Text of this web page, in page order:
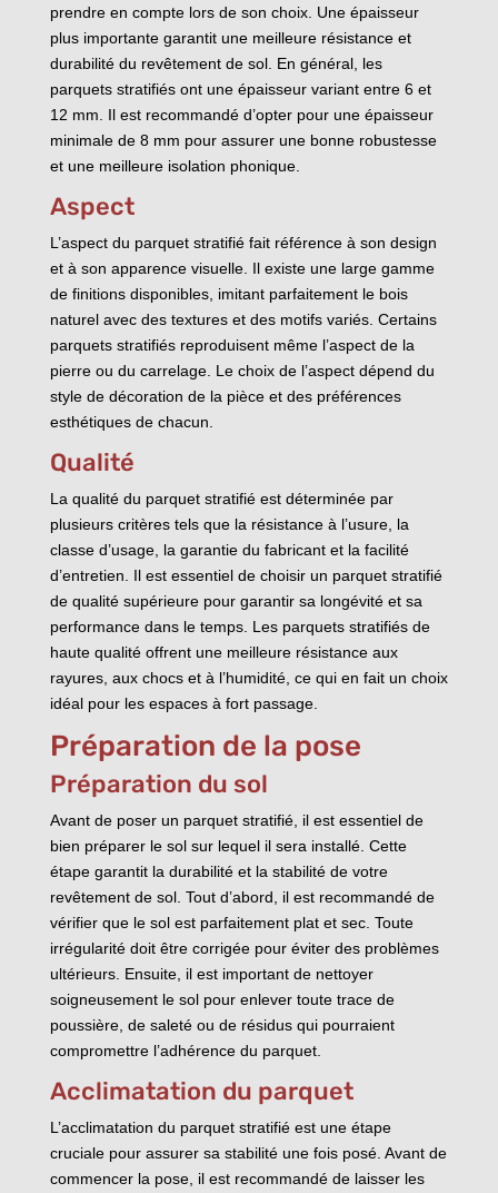
prendre en compte lors de son choix. Une épaisseur
plus importante garantit une meilleure résistance et
durabilité du revêtement de sol. En général, les
parquets stratifiés ont une épaisseur variant entre 6 et
12 mm. Il est recommandé d’opter pour une épaisseur
minimale de 8 mm pour assurer une bonne robustesse
et une meilleure isolation phonique.
Aspect
L’aspect du parquet stratifié fait référence à son design
et à son apparence visuelle. Il existe une large gamme
de finitions disponibles, imitant parfaitement le bois
naturel avec des textures et des motifs variés. Certains
parquets stratifiés reproduisent même l’aspect de la
pierre ou du carrelage. Le choix de l’aspect dépend du
style de décoration de la pièce et des préférences
esthétiques de chacun.
Qualité
La qualité du parquet stratifié est déterminée par
plusieurs critères tels que la résistance à l’usure, la
classe d’usage, la garantie du fabricant et la facilité
d’entretien. Il est essentiel de choisir un parquet stratifié
de qualité supérieure pour garantir sa longévité et sa
performance dans le temps. Les parquets stratifiés de
haute qualité offrent une meilleure résistance aux
rayures, aux chocs et à l’humidité, ce qui en fait un choix
idéal pour les espaces à fort passage.
Préparation de la pose
Préparation du sol
Avant de poser un parquet stratifié, il est essentiel de
bien préparer le sol sur lequel il sera installé. Cette
étape garantit la durabilité et la stabilité de votre
revêtement de sol. Tout d’abord, il est recommandé de
vérifier que le sol est parfaitement plat et sec. Toute
irrégularité doit être corrigée pour éviter des problèmes
ultérieurs. Ensuite, il est important de nettoyer
soigneusement le sol pour enlever toute trace de
poussière, de saleté ou de résidus qui pourraient
compromettre l’adhérence du parquet.
Acclimatation du parquet
L’acclimatation du parquet stratifié est une étape
cruciale pour assurer sa stabilité une fois posé. Avant de
commencer la pose, il est recommandé de laisser les